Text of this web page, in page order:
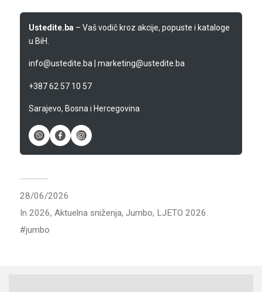
Ustedite.ba – Vaš vodič kroz akcije, popuste i kataloge
u BiH.
info@ustedite.ba| marketing@ustedite.ba
+387 62 57 10 57
Sarajevo, Bosna i Hercegovina
28/06/2026
In 2026, Aktuelna sniženja, Jumbo, LJETO 2026.
jumbo